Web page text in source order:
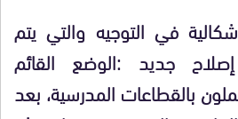
في التوجيه والتي يتم
جديد :الوضع القائم
بالقطاعات المدرسية، بعد